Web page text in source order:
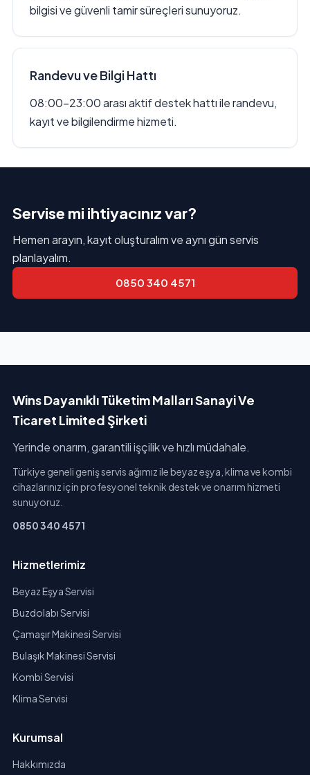
bilgisi ve güvenli tamir süreçleri sunuyoruz.
Randevu ve Bilgi Hattı
08:00–23:00 arası aktif destek hattı ile randevu,
kayıt ve bilgilendirme hizmeti.
Servise mi ihtiyacınız var?
Hemen arayın, kayıt oluşturalım ve aynı gün servis
planlayalım.
0850 340 4571
Wins Dayanıklı Tüketim Malları Sanayi Ve
Ticaret Limited Şirketi
Yerinde onarım, garantili işçilik ve hızlı müdahale.
Türkiye geneli geniş servis ağımız ile beyaz eşya, klima ve kombi
cihazlarınız için profesyonel teknik destek ve onarım hizmeti
sunuyoruz.
0850 340 4571
Hizmetlerimiz
Beyaz Eşya Servisi
Buzdolabı Servisi
Çamaşır Makinesi Servisi
Bulaşık Makinesi Servisi
Kombi Servisi
Klima Servisi
Kurumsal
Hakkımızda